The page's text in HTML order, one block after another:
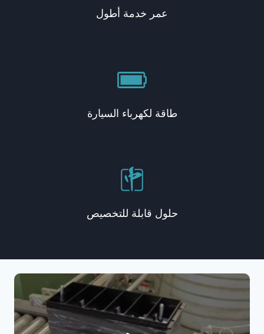
عمر خدمة أطول
طاقة لكهرباء السيارة
حلول قابلة للتخصيص